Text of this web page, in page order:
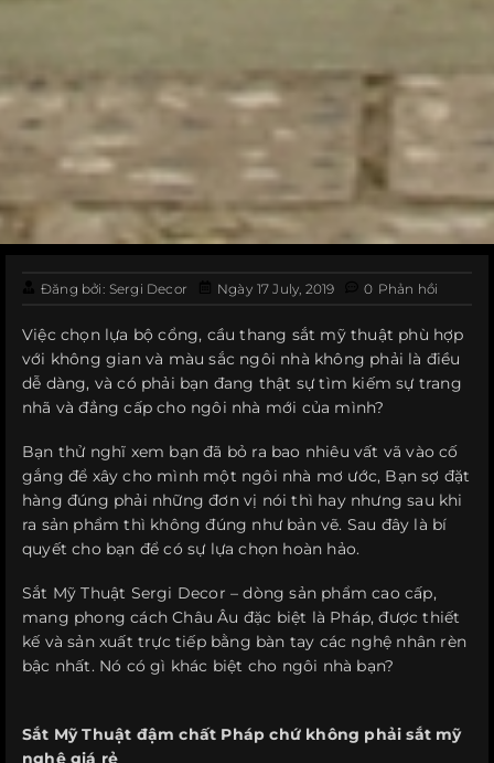
Đăng bởi: Sergi Decor Ngày 17 July, 2019 0 Phản hồi
Việc chọn lựa bộ cổng, cầu thang sắt mỹ thuật phù hợp
với không gian và màu sắc ngôi nhà không phải là điều
dễ dàng, và có phải bạn đang thật sự tìm kiếm sự trang
nhã và đẳng cấp cho ngôi nhà mới của mình?
Bạn thử nghĩ xem bạn đã bỏ ra bao nhiêu vất vã vào cố
gắng để xây cho mình một ngôi nhà mơ ước, Bạn sợ đặt
hàng đúng phải những đơn vị nói thì hay nhưng sau khi
ra sản phẩm thì không đúng như bản vẽ. Sau đây là bí
quyết cho bạn để có sự lựa chọn hoàn hảo.
Sắt Mỹ Thuật Sergi Decor – dòng sản phẩm cao cấp,
mang phong cách Châu Âu đặc biệt là Pháp, được thiết
kế và sản xuất trực tiếp bằng bàn tay các nghệ nhân rèn
bậc nhất. Nó có gì khác biệt cho ngôi nhà bạn?
Sắt Mỹ Thuật đậm chất Pháp chứ không phải sắt mỹ
nghệ giá rẻ